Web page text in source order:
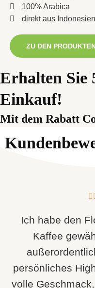
100% Arabica
direkt aus Indonesien
ZU DEN
Erhalten Sie
Einkauf!
Mit dem Rabatt

Ich habe den
Kaffee
persönliches
volle